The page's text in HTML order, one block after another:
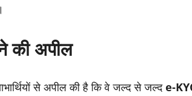
की अपील
से अपील की है कि वे जल्द से जल्दe-